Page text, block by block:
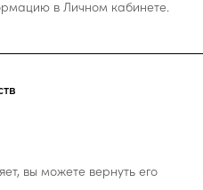
в Личном кабинете.
вы можете вернуть его